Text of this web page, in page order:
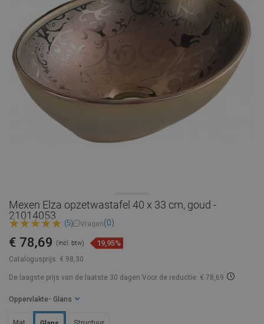
Mexen Elza opzetwastafel 40 x 33 cm, goud -
21014053
(5) Vragen(0)
Catalogusprijs: € 98,30
€ 78,69 (incl. btw) 19,95%
De laagste prijs van de laatste 30 dagen Voor de reductie: € 78,69
Oppervlakte - Glans